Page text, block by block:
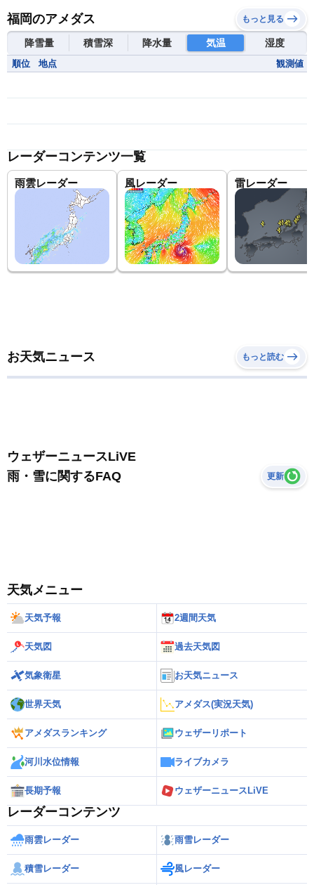
福岡のアメダス もっと見る
降雪量 積雪深 降水量 気温 湿度
順位 地点 観測値
レーダーコンテンツ一覧
雨雲レーダー 風レーダー 雷レーダー
お天気ニュース もっと読む
ウェザーニュースLiVE
雨・雪に関するFAQ
更新
天気メニュー
天気予報 2週間天気
天気図 過去天気図
気象衛星 お天気ニュース
世界天気 アメダス(実況天気)
アメダスランキング ウェザーリポート
河川水位情報 ライブカメラ
長期予報 ウェザーニュースLiVE
レーダーコンテンツ
雨雲レーダー 雨雪レーダー
積雪レーダー 風レーダー